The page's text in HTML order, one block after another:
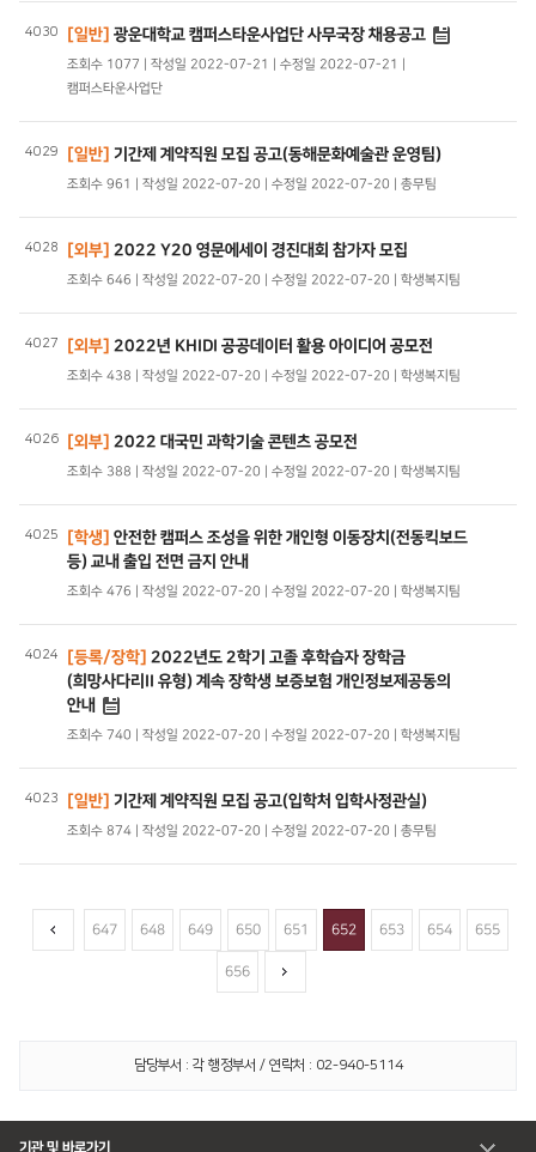
4030 [일반] 광운대학교 캠퍼스타운사업단 사무국장 채용공고
조회수 1077 | 작성일 2022-07-21 | 수정일 2022-07-21 |
캠퍼스타운사업단
4029 [일반] 기간제 계약직원 모집 공고(동해문화예술관 운영팀)
조회수 961 | 작성일 2022-07-20 | 수정일 2022-07-20 | 총무팀
4028 [외부] 2022 Y20 영문에세이 경진대회 참가자 모집
조회수 646 | 작성일 2022-07-20 | 수정일 2022-07-20 | 학생복지팀
4027 [외부] 2022년 KHIDI 공공데이터 활용 아이디어 공모전
조회수 438 | 작성일 2022-07-20 | 수정일 2022-07-20 | 학생복지팀
4026 [외부] 2022 대국민 과학기술 콘텐츠 공모전
조회수 388 | 작성일 2022-07-20 | 수정일 2022-07-20 | 학생복지팀
4025 [학생] 안전한 캠퍼스 조성을 위한 개인형 이동장치(전동킥보드
등) 교내 출입 전면 금지 안내
조회수 476 | 작성일 2022-07-20 | 수정일 2022-07-20 | 학생복지팀
4024 [등록/장학] 2022년도 2학기 고졸 후학습자 장학금
(희망사다리II 유형) 계속 장학생 보증보험 개인정보제공동의
안내
조회수 740 | 작성일 2022-07-20 | 수정일 2022-07-20 | 학생복지팀
4023 [일반] 기간제 계약직원 모집 공고(입학처 입학사정관실)
조회수 874 | 작성일 2022-07-20 | 수정일 2022-07-20 | 총무팀
647 648 649 650 651 652 653 654 655
656
담당부서 : 각 행정부서 / 연락처 : 02-940-5114
기관 및 바로가기